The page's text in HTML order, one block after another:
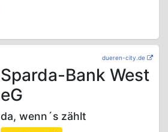
dueren-city.de
Sparda-Bank West
eG
da, wenn´s zählt